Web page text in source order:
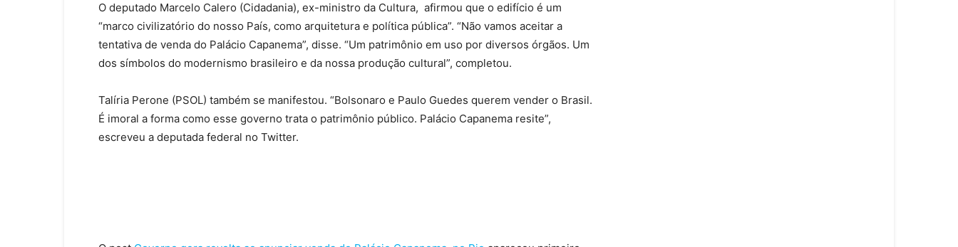
O deputado Marcelo Calero (Cidadania), ex-ministro da Cultura, afirmou que o edifício é um
“marco civilizatório do nosso País, como arquitetura e política pública”. “Não vamos aceitar a
tentativa de venda do Palácio Capanema”, disse. “Um patrimônio em uso por diversos órgãos. Um
dos símbolos do modernismo brasileiro e da nossa produção cultural”, completou.
Talíria Perone (PSOL) também se manifestou. “Bolsonaro e Paulo Guedes querem vender o Brasil.
É imoral a forma como esse governo trata o patrimônio público. Palácio Capanema resite”,
escreveu a deputada federal no Twitter.